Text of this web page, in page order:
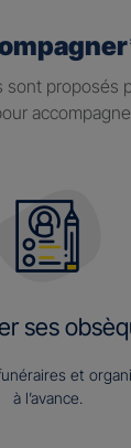
sont proposés
ses
et
à l’avance.